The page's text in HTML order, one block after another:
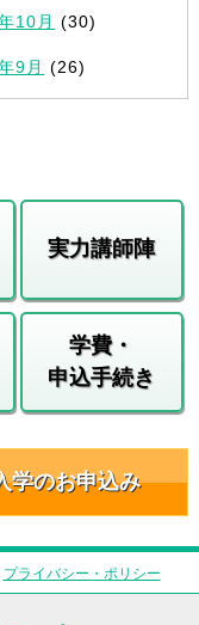
10月 (30)
9月 (26)
実力講師陣
学費・
申込手続き
学のお申込み
プライバシー・ポリシー